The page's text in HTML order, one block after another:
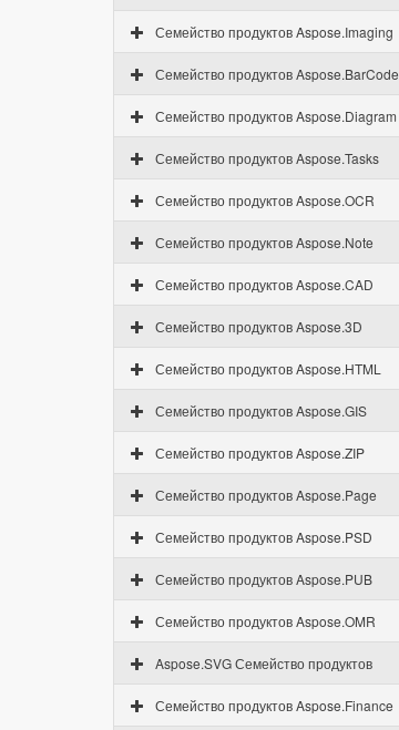
Семейство продуктов Aspose.Imaging
Семейство продуктов Aspose.BarCode
Семейство продуктов Aspose.Diagram
Семейство продуктов Aspose.Tasks
Семейство продуктов Aspose.OCR
Семейство продуктов Aspose.Note
Семейство продуктов Aspose.CAD
Семейство продуктов Aspose.3D
Семейство продуктов Aspose.HTML
Семейство продуктов Aspose.GIS
Семейство продуктов Aspose.ZIP
Семейство продуктов Aspose.Page
Семейство продуктов Aspose.PSD
Семейство продуктов Aspose.PUB
Семейство продуктов Aspose.OMR
Aspose.SVG Семейство продуктов
Семейство продуктов Aspose.Finance